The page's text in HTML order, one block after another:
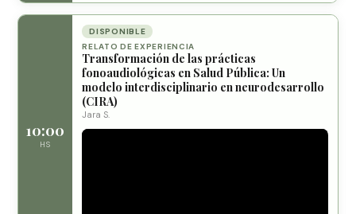
10:00
HS
DISPONIBLE
RELATO DE EXPERIENCIA
Transformación de las prácticas
fonoaudiológicas en Salud Pública: Un
modelo interdisciplinario en neurodesarrollo
(CIRA)
Jara S.